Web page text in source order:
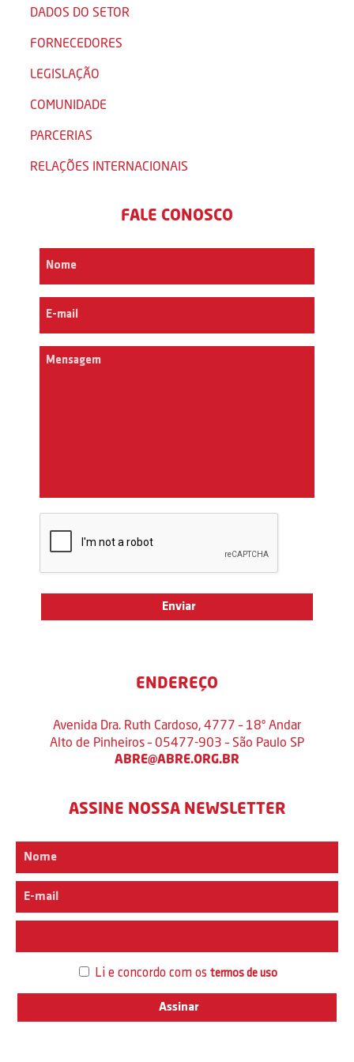
DADOS DO SETOR
FORNECEDORES
LEGISLAÇÃO
COMUNIDADE
PARCERIAS
RELAÇÕES INTERNACIONAIS
FALE CONOSCO
ENDEREÇO
Avenida Dra. Ruth Cardoso, 4777 – 18º Andar
Alto de Pinheiros – 05477-903 – São Paulo SP
ABRE@ABRE.ORG.BR
ASSINE NOSSA NEWSLETTER
Li e concordo com os termos de uso